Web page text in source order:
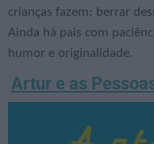
crianças fazem: berrar
Ainda há pais com
humor e originalidade.
Artur e as